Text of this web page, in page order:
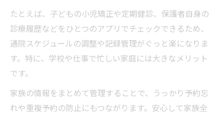
たとえば、子どもの小児矯正や定期健診、保護者自身の
診療履歴などをひとつのアプリでチェックできるため、
通院スケジュールの調整や記録管理がぐっと楽になりま
す。特に、学校や仕事で忙しい家庭には大きなメリット
です。
家族の情報をまとめて管理することで、うっかり予約忘
れや重複予約の防止にもつながります。安心して家族全